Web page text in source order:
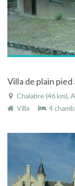
Chalabre (46 km),
Villa
4